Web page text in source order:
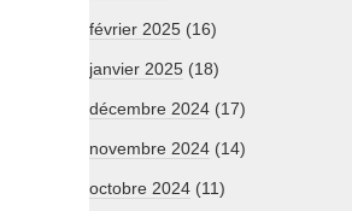
février 2025 (16)
janvier 2025 (18)
décembre 2024 (17)
novembre 2024 (14)
octobre 2024 (11)